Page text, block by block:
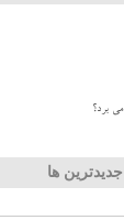
برد؟
جدیدترین ها